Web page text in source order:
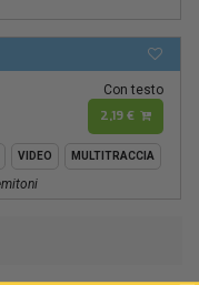
Con testo
2,19 €
VIDEO MULTITRACCIA